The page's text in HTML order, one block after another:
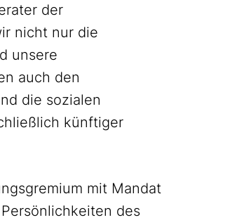
der
nicht nur die
unsere
auch den
die sozialen
künftiger
mit Mandat
des